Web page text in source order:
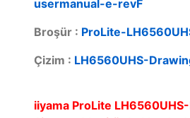
usermanual-e-revF
Broşür : ProLite-
Çizim : LH6560UHS-
iiyama ProLite